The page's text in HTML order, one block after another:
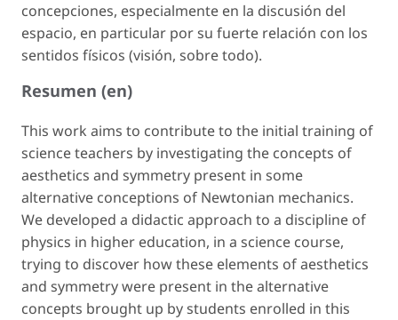
concepciones, especialmente en la discusión del
espacio, en particular por su fuerte relación con los
sentidos físicos (visión, sobre todo).
Resumen (en)
This work aims to contribute to the initial training of
science teachers by investigating the concepts of
aesthetics and symmetry present in some
alternative conceptions of Newtonian mechanics.
We developed a didactic approach to a discipline of
physics in higher education, in a science course,
trying to discover how these elements of aesthetics
and symmetry were present in the alternative
concepts brought up by students enrolled in this